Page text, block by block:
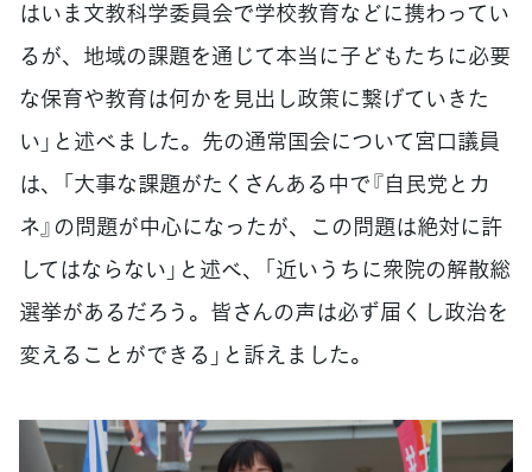
はいま文教科学委員会で学校教育などに携わってい
るが、地域の課題を通じて本当に子どもたちに必要
な保育や教育は何かを見出し政策に繋げていきた
い」と述べました。先の通常国会について宮口議員
は、「大事な課題がたくさんある中で『自民党とカ
ネ』の問題が中心になったが、この問題は絶対に許
してはならない」と述べ、「近いうちに衆院の解散総
選挙があるだろう。皆さんの声は必ず届くし政治を
変えることができる」と訴えました。